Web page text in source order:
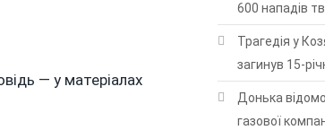
— у матеріалах
600 нападів
Трагедія у
загинув 15-
Донька
газової